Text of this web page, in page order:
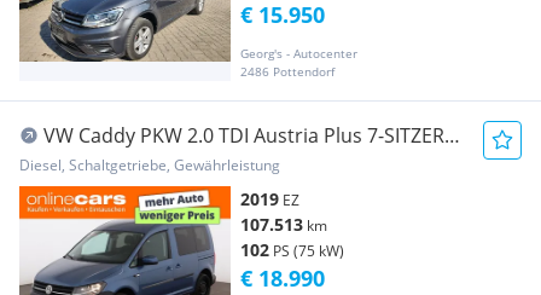
Georg's - Autocenter
2486 Pottendorf
€ 15.950
VW Caddy PKW 2.0 TDI Austria Plus 7-SITZER
SITZHZG
Diesel, Schaltgetriebe, Gewährleistung
2019 EZ
107.513 km
102 PS (75 kW)
€ 18.990